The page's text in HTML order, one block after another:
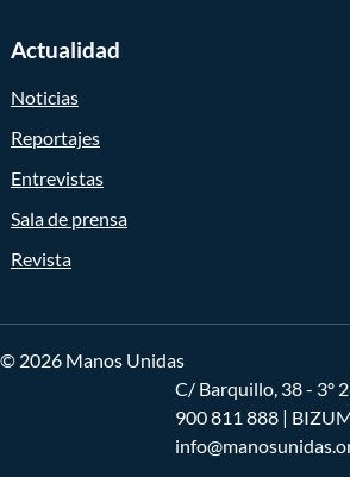
Actualidad
Noticias
Reportajes
Entrevistas
Sala de prensa
Revista
© 2026 Manos Unidas
C/ Barquillo, 38 - 3º
900 811 888 |